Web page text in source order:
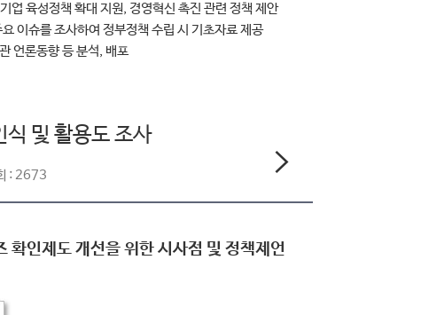
업 육성정책 확대 지원, 경영혁신 촉진 관련 정책 제안
이슈를 조사하여 정부정책 수립 시 기초자료 제공
언론동향 등 분석, 배포
식 및 활용도 조사
: 2673
인제도 개선을 위한 시사점 및 정책제언